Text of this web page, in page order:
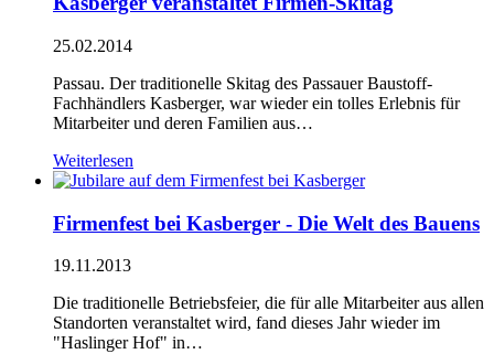
25.02.2014
Passau. Der traditionelle Skitag des Passauer Baustoff-
Fachhändlers Kasberger, war wieder ein tolles Erlebnis für
Mitarbeiter und deren Familien aus…
Weiterlesen
Firmenfest bei Kasberger - Die Welt des Bauens
19.11.2013
Die traditionelle Betriebsfeier, die für alle Mitarbeiter aus allen
Standorten veranstaltet wird, fand dieses Jahr wieder im
"Haslinger Hof" in…